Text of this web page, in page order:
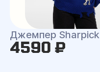
Джемпер Sharpick
4590 ₽